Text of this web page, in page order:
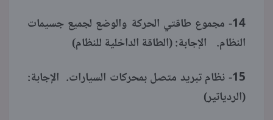
14- مجموع طاقتي الحركة والوضع لجميع جسيمات
النظام. الإجابة: (الطاقة الداخلية للنظام)
15- نظام تبريد متصل بمحركات السيارات. الإجابة:
(الردياتير)